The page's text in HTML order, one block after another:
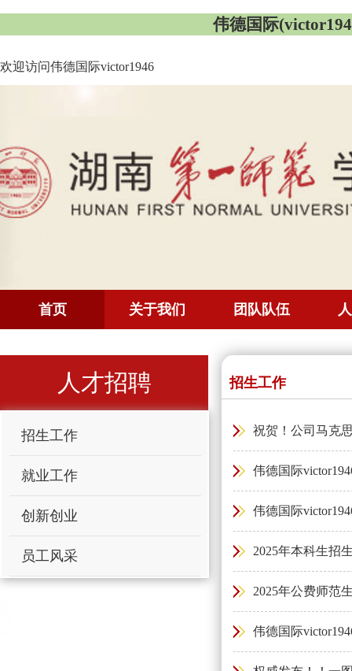
伟德国际
欢迎访问伟德国际victor1946
首页 关于我们 团队队伍
人才招聘
招生工作
就业工作
创新创业
员工风采
招生工作
祝贺！公司马克
伟德国际
伟德国际
2025年本科生招
2025年公费师范
伟德国际